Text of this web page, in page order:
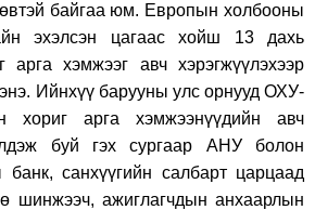
байгаа юм. Европын холбооны
эхэлсэн цагаас хойш 13 дахь
арга хэмжээг авч хэрэгжүүлэхээр
Ийнхүү барууны улс орнууд ОХУ-
хориг арга хэмжээнүүдийн авч
буй гэх сургаар АНУ болон
санхүүгийн салбарт царцаад
шинжээч, ажиглагчдын анхаарлын